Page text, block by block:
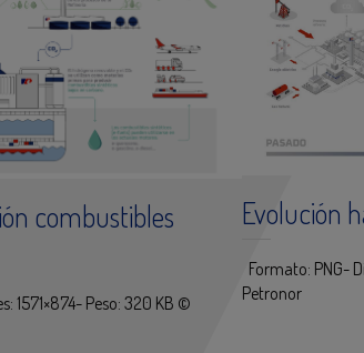
combustibles
1571×874- Peso: 320 KB ©
Evolución
Formato: PNG-
Petronor